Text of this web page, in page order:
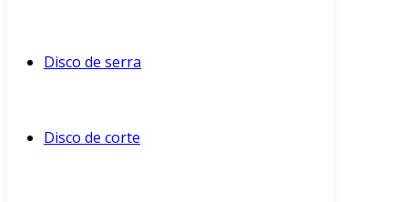
Disco de serra
Disco de corte